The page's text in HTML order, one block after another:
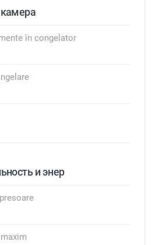
în congelator
и энер